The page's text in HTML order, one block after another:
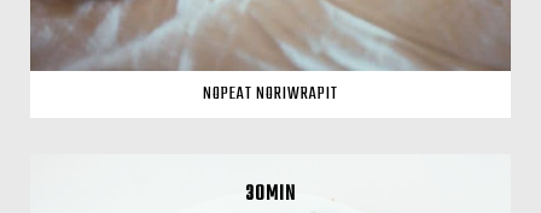
NOPEAT NORIWRAPIT
30MIN